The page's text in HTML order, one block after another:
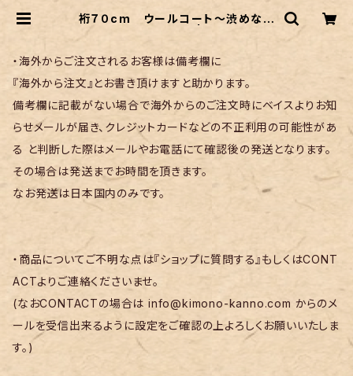
裄７０cm ウールコート〜渋めなグ
ラデーションカラー〜 | リサイクル着
・海外からご注文されるお客様は備考欄に
『海外から注文』とお書き頂けますと助かります。
備考欄に記載がない場合で海外からのご注文時にベイスよりお知
らせメールが届き、クレジットカードなどの不正利用の可能性があ
る と判断した際はメールやお電話にて確認後の発送となります。
その場合は発送までお時間を頂きます。
なお発送は日本国内のみです。
・商品についてご不明な点は『ショップに質問する』もしくはCONT
ACTよりご連絡くださいませ。
(なおCONTACTの場合はinfo@kimono-kanno.com からのメ
ールを受信出来るように設定をご確認の上よろしくお願いいたしま
す。)